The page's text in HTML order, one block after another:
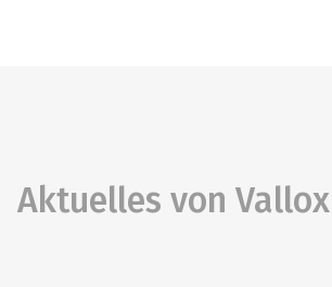
Aktuelles von Vallox